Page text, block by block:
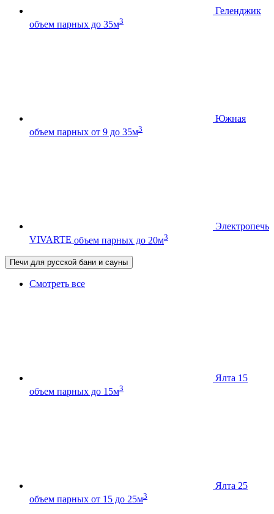
Геленджик
объем парных до 35м3
Южная
объем парных от 9 до 35м3
Электропечь
VIVARTE объем парных до 20м3
Печи для русской бани и сауны
Смотреть все
Ялта 15
объем парных до 15м3
Ялта 25
объем парных от 15 до 25м3